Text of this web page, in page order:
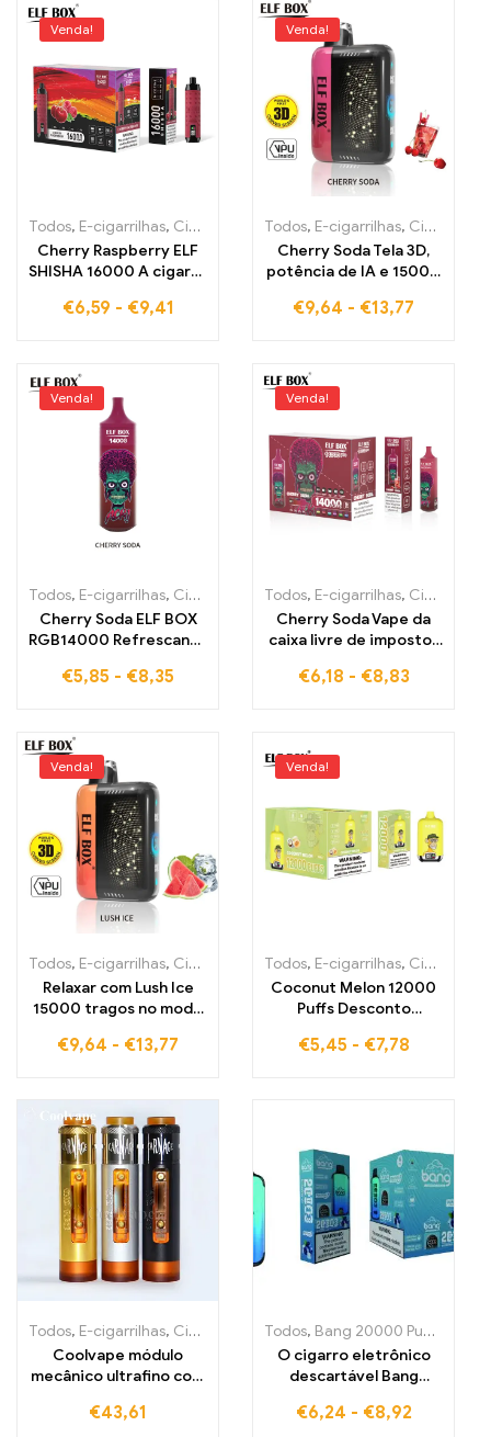
Venda!
Todos, E-cigarrilhas, Cigarros eletrónicos descartáveis Estónia
Cherry Raspberry ELF
SHISHA 16000 A cigarro
impostos com deliciosa
€6,59 - €9,41
Venda!
Todos, E-cigarrilhas, Cigarros eletrónicos descartáveis Estónia
Cherry Soda Tela 3D,
potência de IA e 15000
PULSE X
€9,64 - €13,77
Venda!
Todos, E-cigarrilhas, Cigarros eletrónicos descartáveis Estónia
Cherry Soda ELF BOX
RGB14000 Refrescante
design RGB estiloso
€5,85 - €8,35
Venda!
Todos, E-cigarrilhas, Cigarros eletrónicos descartáveis Estónia
Cherry Soda Vape da
caixa livre de impostos
prazer frutado para
€6,18 - €8,83
Venda!
Todos, E-cigarrilhas, Cigarros eletrónicos descartáveis Estónia
Relaxar com Lush Ice
15000 tragos no modo
PULSE X
€9,64 - €13,77
Venda!
Todos, E-cigarrilhas, Cigarros eletrónicos descartáveis Estónia
Coconut Melon 12000
Puffs Desconto
ELF BOX Digital 12000
€5,45 - €7,78
Todos, E-cigarrilhas, Cigarros eletrónicos descartáveis Portugal
Coolvape módulo
mecânico ultrafino com
€43,61
Todos, Bang 20000 Puffs
O cigarro eletrônico
descartável Bang
BLUEBERRY ICE
€6,24 - €8,92